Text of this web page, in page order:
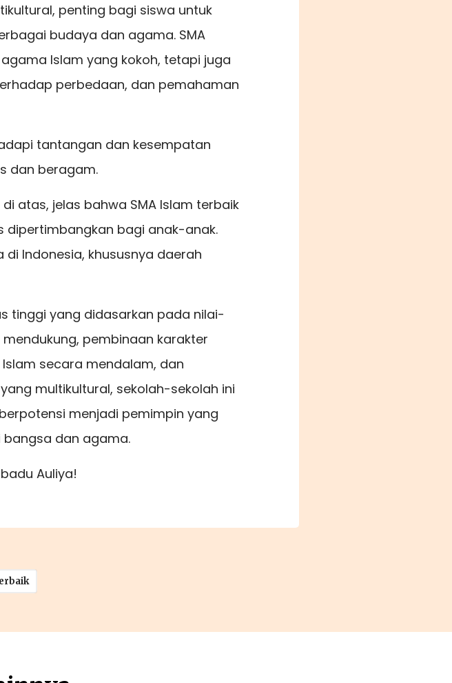
penting bagi siswa untuk
budaya dan agama. SMA
Islam yang kokoh, tetapi juga
perbedaan, dan pemahaman
tantangan dan kesempatan
dan beragam.
atas, jelas bahwa SMA Islam terbaik
dipertimbangkan bagi anak-anak.
di Indonesia, khususnya daerah
tinggi yang didasarkan pada nilai-
pembinaan karakter
secara mendalam, dan
multikultural, sekolah-sekolah ini
menjadi pemimpin yang
dan agama.
Auliya!